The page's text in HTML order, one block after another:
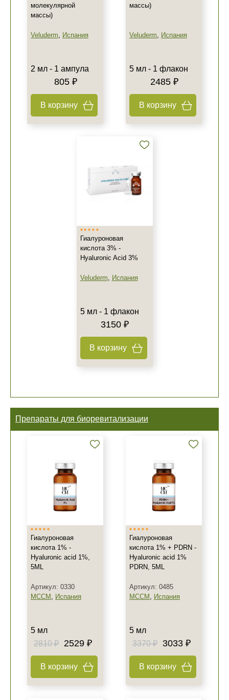
молекулярной
массы)
Veluderm, Испания
2 мл - 1 ампула
805 ₽
В корзину
массы)
Veluderm, Испания
5 мл - 1 флакон
2485 ₽
В корзину
Гиалуроновая
кислота 3% -
Hyaluronic Acid 3%
Veluderm, Испания
5 мл - 1 флакон
3150 ₽
В корзину
Препараты для биоревитализации
Гиалуроновая
кислота 1% -
Hyaluronic acid 1%,
5ML
Артикул: 0330
MCCM , Испания
5 мл
2810 ₽
2529 ₽
В корзину
Гиалуроновая
кислота 1% + PDRN -
Hyaluronic acid 1%
PDRN, 5ML
Артикул: 0485
MCCM , Испания
5 мл
3370 ₽
3033 ₽
В корзину